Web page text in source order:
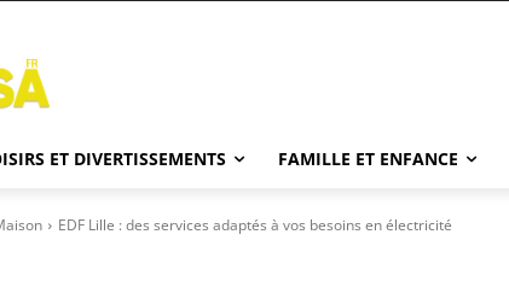
ET DIVERTISSEMENTS FAMILLE ET ENFANCE
EDF Lille : des services adaptés à vos besoins en électricité